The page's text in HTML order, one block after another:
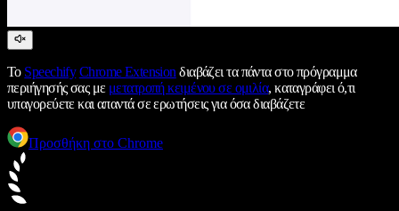
Το Speechify Chrome Extension διαβάζει τα πάντα στο πρόγραμμα
περιήγησής σας με μετατροπή κειμένου σε ομιλία, καταγράφει ό,τι
υπαγορεύετε και απαντά σε ερωτήσεις για όσα διαβάζετε
Προσθήκη στο Chrome